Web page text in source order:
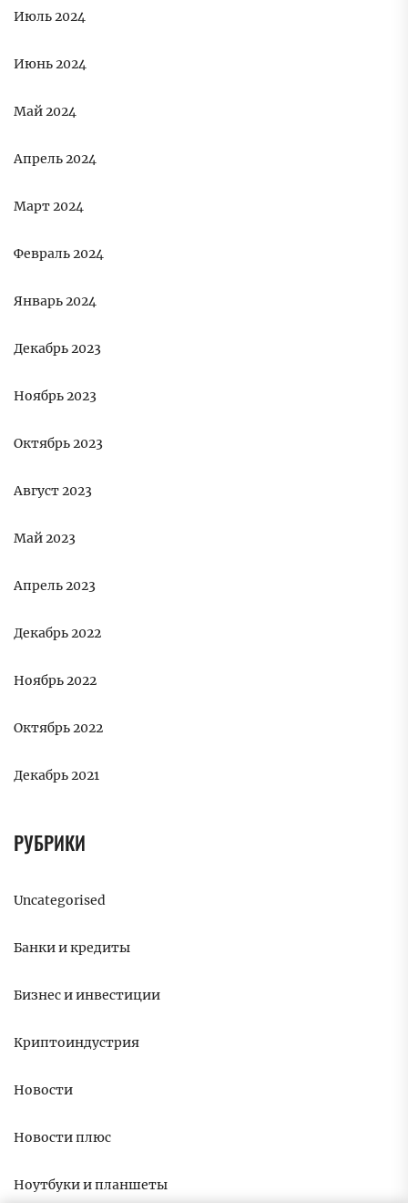
Июль 2024
Июнь 2024
Май 2024
Апрель 2024
Март 2024
Февраль 2024
Январь 2024
Декабрь 2023
Ноябрь 2023
Октябрь 2023
Август 2023
Май 2023
Апрель 2023
Декабрь 2022
Ноябрь 2022
Октябрь 2022
Декабрь 2021
РУБРИКИ
Uncategorised
Банки и кредиты
Бизнес и инвестиции
Криптоиндустрия
Новости
Новости плюс
Ноутбуки и планшеты